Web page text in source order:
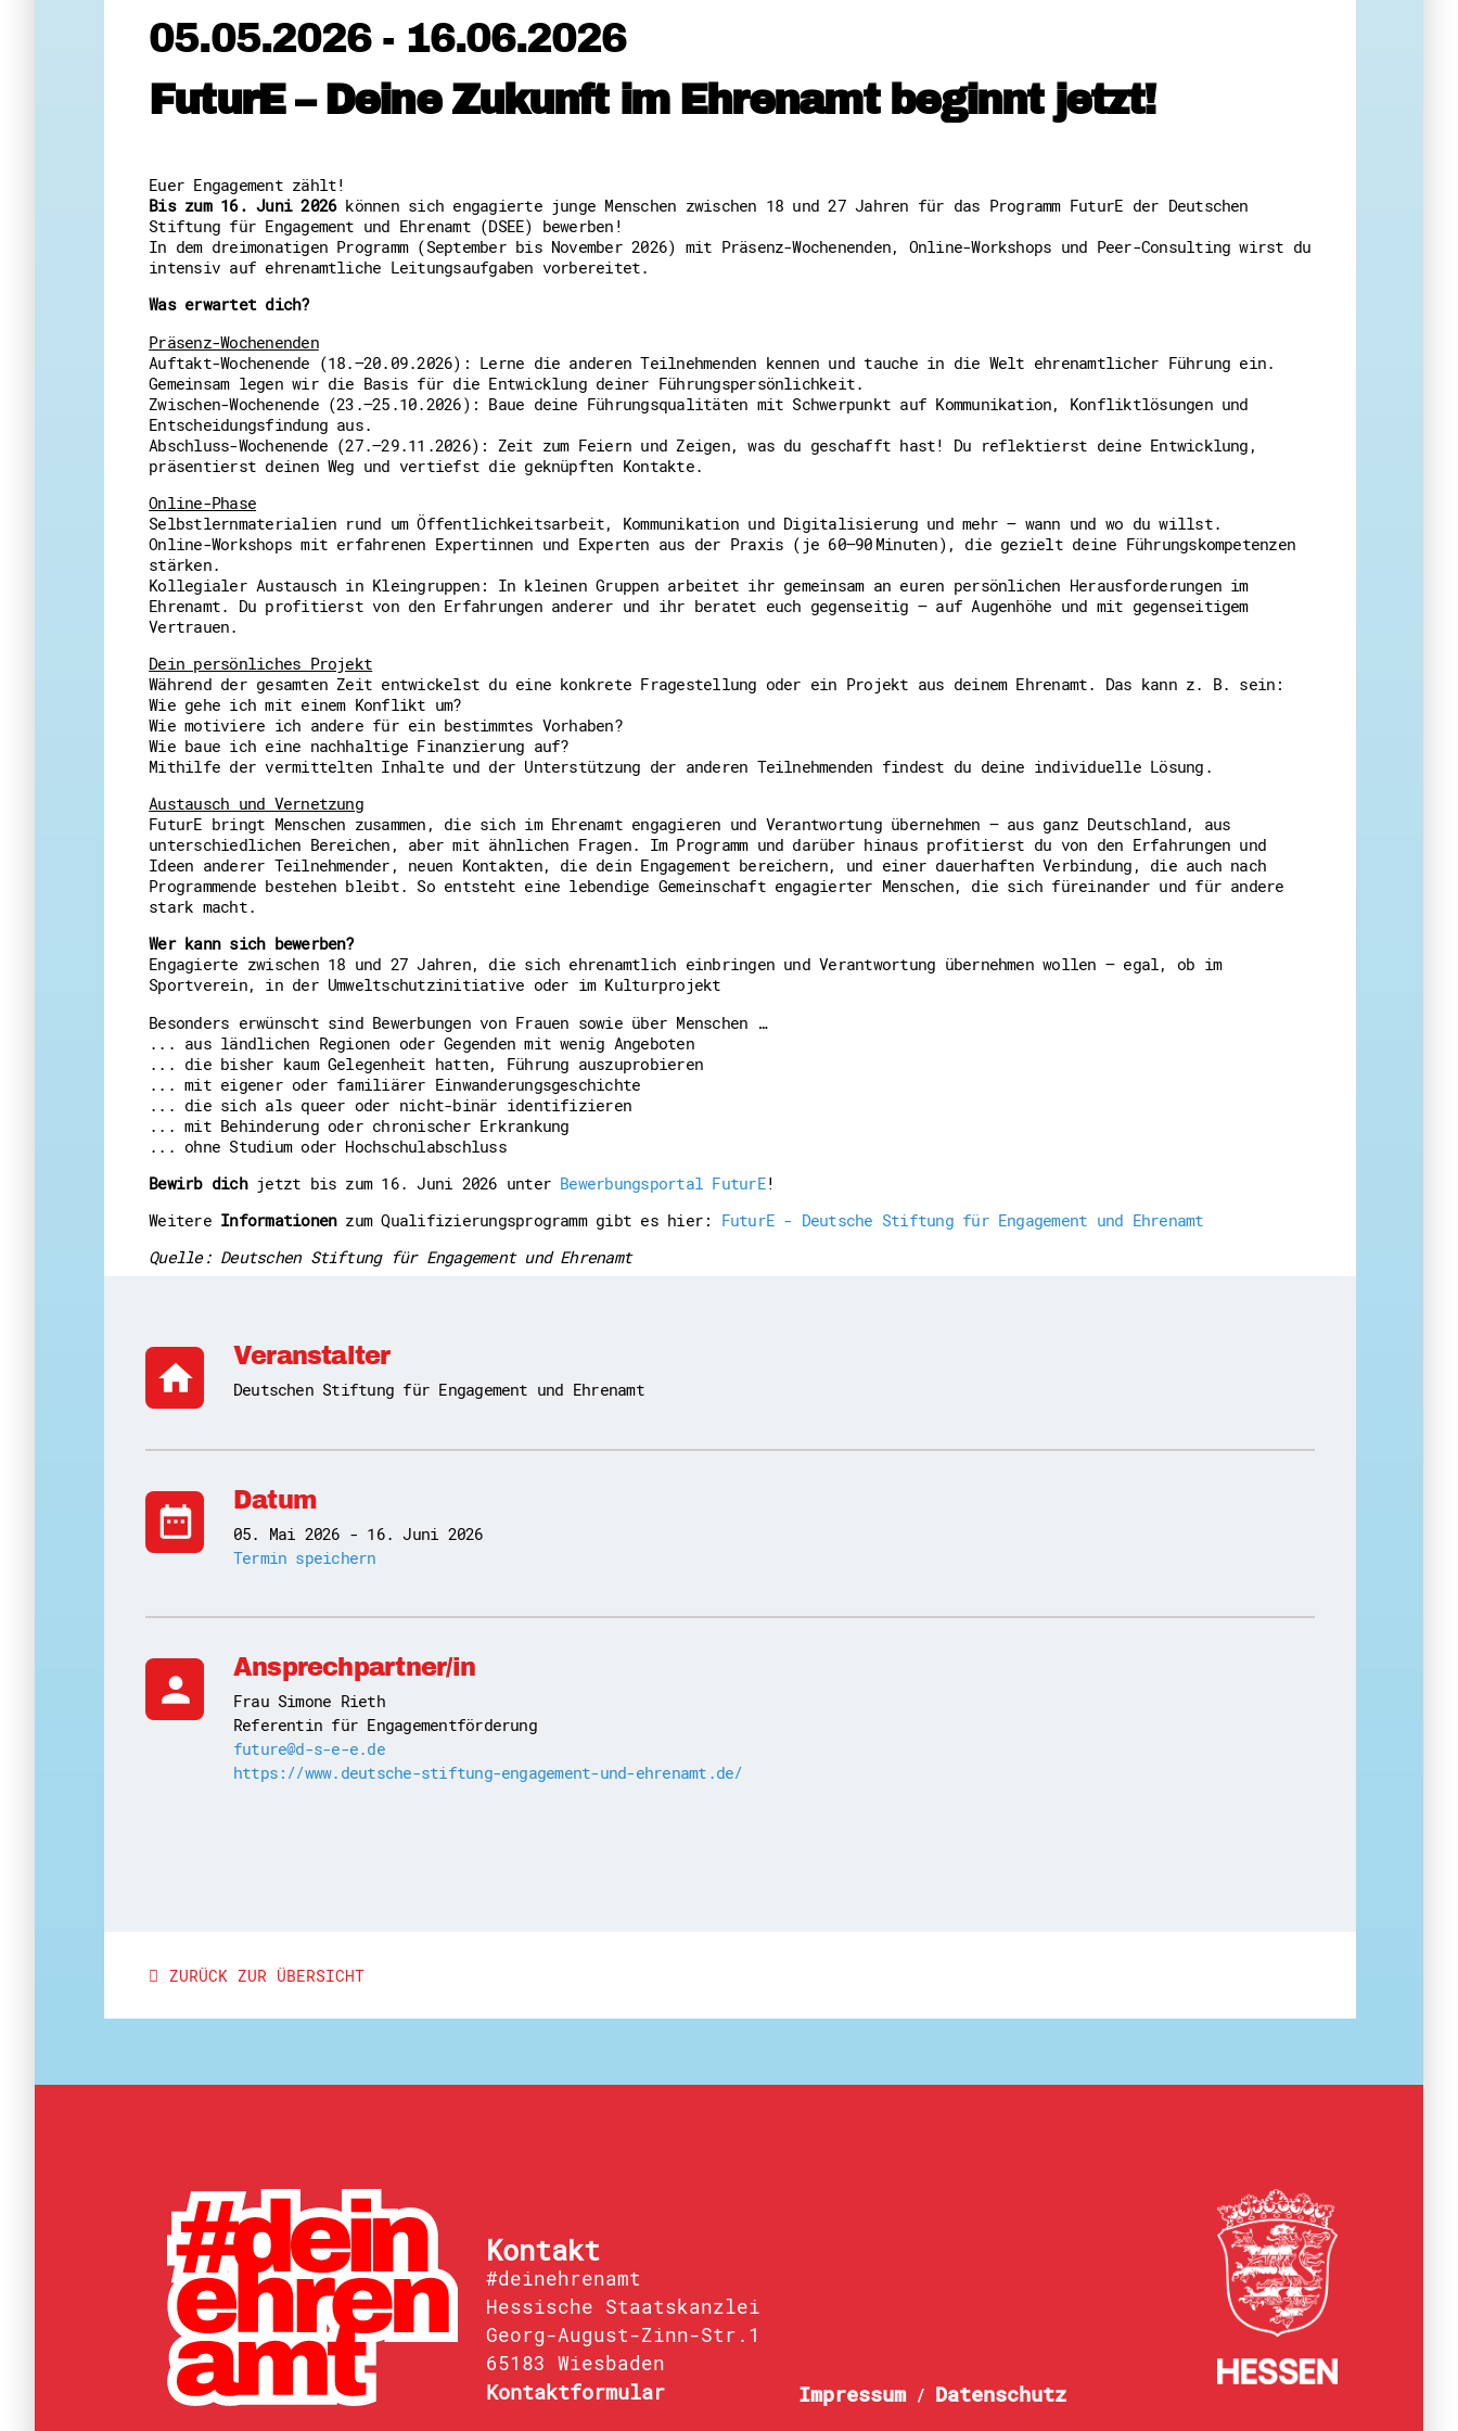
Service-Learning
Di@-Lotsen in Hessen
Energiepreiskrise und Ehrenamt
Generationsübergreifend aktiv
Versicherungsschutz
Wissenswertes rund um dein Ehrenamt
Zahlen, Daten, Fakten aus Hessen
Service
Kontakt
Impressum
Datenschutz
Erklärung zur Barrierefreiheit
Barriere melden
05.05.2026 - 16.06.2026
FuturE – Deine Zukunft im Ehrenamt beginnt jetzt!
Euer Engagement zählt!
Bis zum 16. Juni 2026können sich engagierte junge Menschen zwischen 18 und 27 Jahren für das Programm FuturE der Deutschen
Stiftung für Engagement und Ehrenamt (DSEE) bewerben!
In dem dreimonatigen Programm (September bis November 2026) mit Präsenz-Wochenenden, Online-Workshops und Peer-Consulting wirst du
intensiv auf ehrenamtliche Leitungsaufgaben vorbereitet.
Was erwartet dich?
Präsenz-Wochenenden
Auftakt-Wochenende (18.–20.09.2026): Lerne die anderen Teilnehmenden kennen und tauche in die Welt ehrenamtlicher Führung ein.
Gemeinsam legen wir die Basis für die Entwicklung deiner Führungspersönlichkeit.
Zwischen-Wochenende (23.–25.10.2026): Baue deine Führungsqualitäten mit Schwerpunkt auf Kommunikation, Konfliktlösungen und
Entscheidungsfindung aus.
Abschluss-Wochenende (27.–29.11.2026): Zeit zum Feiern und Zeigen, was du geschafft hast! Du reflektierst deine Entwicklung,
präsentierst deinen Weg und vertiefst die geknüpften Kontakte.
Online-Phase
Selbstlernmaterialien rund um Öffentlichkeitsarbeit, Kommunikation und Digitalisierung und mehr – wann und wo du willst.
Online-Workshops mit erfahrenen Expertinnen und Experten aus der Praxis (je 60–90 Minuten), die gezielt deine Führungskompetenzen
stärken.
Kollegialer Austausch in Kleingruppen: In kleinen Gruppen arbeitet ihr gemeinsam an euren persönlichen Herausforderungen im
Ehrenamt. Du profitierst von den Erfahrungen anderer und ihr beratet euch gegenseitig – auf Augenhöhe und mit gegenseitigem
Vertrauen.
Dein persönliches Projekt
Während der gesamten Zeit entwickelst du eine konkrete Fragestellung oder ein Projekt aus deinem Ehrenamt. Das kann z. B. sein:
Wie gehe ich mit einem Konflikt um?
Wie motiviere ich andere für ein bestimmtes Vorhaben?
Wie baue ich eine nachhaltige Finanzierung auf?
Mithilfe der vermittelten Inhalte und der Unterstützung der anderen Teilnehmenden findest du deine individuelle Lösung.
Austausch und Vernetzung
FuturE bringt Menschen zusammen, die sich im Ehrenamt engagieren und Verantwortung übernehmen – aus ganz Deutschland, aus
unterschiedlichen Bereichen, aber mit ähnlichen Fragen. Im Programm und darüber hinaus profitierst du von den Erfahrungen und
Ideen anderer Teilnehmender, neuen Kontakten, die dein Engagement bereichern, und einer dauerhaften Verbindung, die auch nach
Programmende bestehen bleibt. So entsteht eine lebendige Gemeinschaft engagierter Menschen, die sich füreinander und für andere
stark macht.
Wer kann sich bewerben?
Engagierte zwischen 18 und 27 Jahren, die sich ehrenamtlich einbringen und Verantwortung übernehmen wollen – egal, ob im
Sportverein, in der Umweltschutzinitiative oder im Kulturprojekt
Besonders erwünscht sind Bewerbungen von Frauen sowie über Menschen …
... aus ländlichen Regionen oder Gegenden mit wenig Angeboten
... die bisher kaum Gelegenheit hatten, Führung auszuprobieren
... mit eigener oder familiärer Einwanderungsgeschichte
... die sich als queer oder nicht-binär identifizieren
... mit Behinderung oder chronischer Erkrankung
... ohne Studium oder Hochschulabschluss
Bewirb dichjetzt bis zum 16. Juni 2026 unter Bewerbungsportal FuturE!
Weitere Informationenzum Qualifizierungsprogramm gibt es hier: FuturE - Deutsche Stiftung für Engagement und Ehrenamt
Quelle: Deutschen Stiftung für Engagement und Ehrenamt
home
Veranstalter
Deutschen Stiftung für Engagement und Ehrenamt
date_range
Datum
05. Mai 2026 - 16. Juni 2026
Termin speichern
person
Ansprechpartner/in
Frau Simone Rieth
Referentin für Engagementförderung
future@d-s-e-e.de
https://www.deutsche-stiftung-engagement-und-ehrenamt.de/
ZURÜCK ZUR ÜBERSICHT
Kontakt
#deinehrenamt
Hessische Staatskanzlei
Georg-August-Zinn-Str.1
65183 Wiesbaden
Kontaktformular Impressum / Datenschutz